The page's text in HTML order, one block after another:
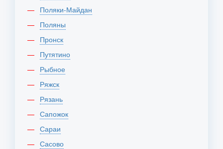
Поляки-Майдан
Поляны
Пронск
Путятино
Рыбное
Ряжск
Рязань
Сапожок
Сараи
Сасово